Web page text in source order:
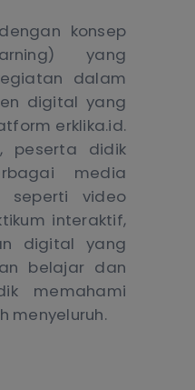
konsep
yang
dalam
digital yang
erklika.id.
peserta didik
media
seperti video
interaktif,
digital yang
belajar dan
memahami
menyeluruh.